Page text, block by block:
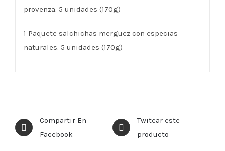
provenza. 5 unidades (170g)
1 Paquete salchichas merguez con especias
naturales. 5 unidades (170g)
Compartir En
Facebook
Twitear este
producto